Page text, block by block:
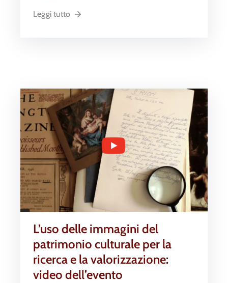
Leggi tutto
L’uso delle immagini del
patrimonio culturale per la
ricerca e la valorizzazione:
video dell’evento